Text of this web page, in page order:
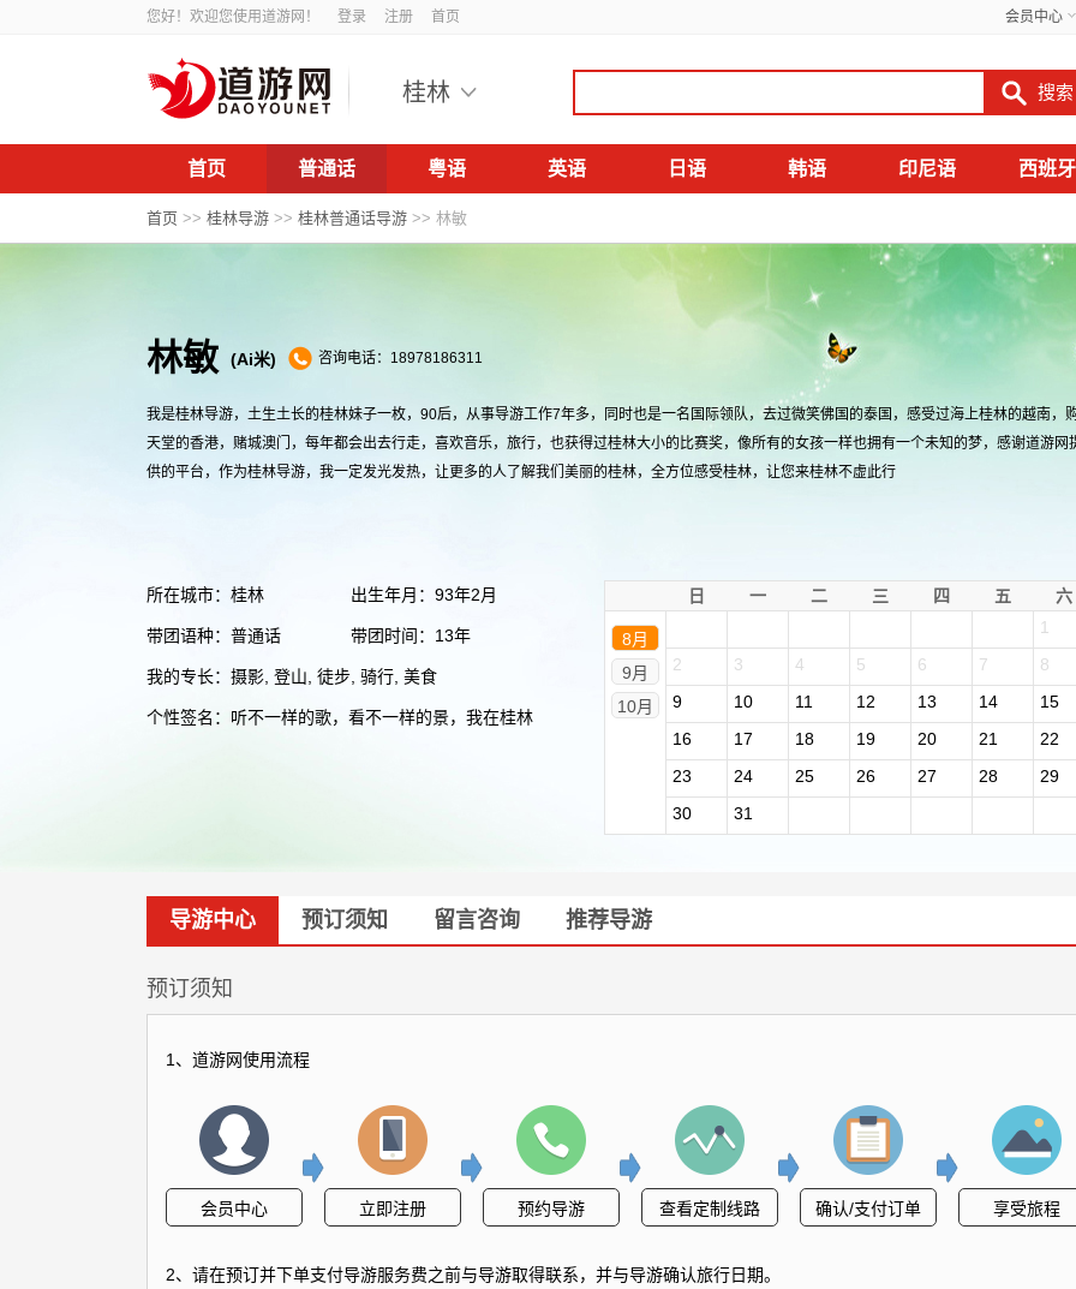
您好！欢迎您使用道游网！ 登录 注册 首页 会员中心
桂林
首页 普通话 粤语 英语 日语 韩语 印尼语 西班牙
首页 >> 桂林导游 >> 桂林普通话导游 >> 林敏
林敏 (Ai米) 咨询电话：18978186311
我是桂林导游，土生土长的桂林妹子一枚，90后，从事导游工作7年多，同时也是一名国际领队，去过微笑佛国的泰国，感受过海上桂林的越南，
天堂的香港，赌城澳门，每年都会出去行走，喜欢音乐，旅行，也获得过桂林大小的比赛奖，像所有的女孩一样也拥有一个未知的梦，感谢道游网
供的平台，作为桂林导游，我一定发光发热，让更多的人了解我们美丽的桂林，全方位感受桂林，让您来桂林不虚此行
所在城市：桂林 出生年月：93年2月
带团语种：普通话 带团时间：13年
我的专长：摄影, 登山, 徒步, 骑行, 美食
个性签名：听不一样的歌，看不一样的景，我在桂林
日 一 二 三 四 五 六
8月
9月
10月
1
2
3 4 5 6 7
8
9
10 11 12 13 14
15
16
17 18 19 20 21
22
23
24 25 26 27 28
29
30
31
导游中心 预订须知 留言咨询 推荐导游
预订须知
1、道游网使用流程
会员中心 立即注册 预约导游 查看定制线路 确认/支付订单 享受旅程
2、请在预订并下单支付导游服务费之前与导游取得联系，并与导游确认旅行日期。